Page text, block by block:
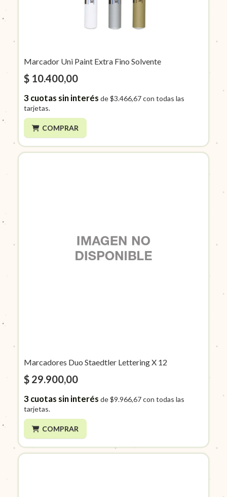
Marcador Uni Paint Extra Fino Solvente
$ 10.400,00
3cuotas sin interés de$3.466,67con todas las
tarjetas.
COMPRAR
Marcadores Duo Staedtler Lettering X 12
$ 29.900,00
3cuotas sin interés de$9.966,67con todas las
tarjetas.
COMPRAR